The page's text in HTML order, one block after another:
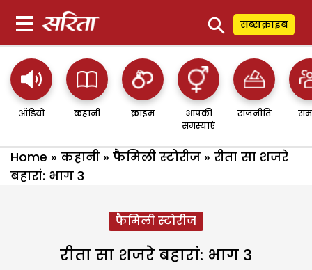
⚲ सब्सक्राइब
ऑडियो कहानी क्राइम
आपकी
समस्याएं
राजनीति
Home » कहानी » फैमिली स्टोरीज » रीता सा शजरे
बहारां: भाग 3
फैमिली स्टोरीज
रीता सा शजरे बहारां: भाग 3